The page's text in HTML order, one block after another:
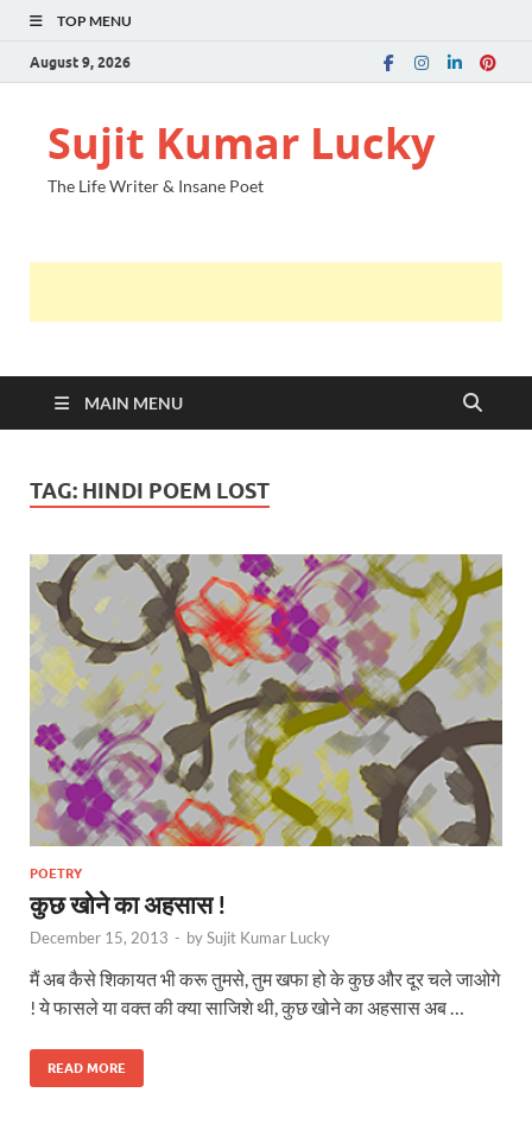
TOP MENU
August 9, 2026
Sujit Kumar Lucky
The Life Writer & Insane Poet
MAIN MENU
TAG: HINDI POEM LOST
POETRY
कुछ खोने का अहसास !
December 15, 2013 - bySujit Kumar Lucky
मैं अब कैसे शिकायत भी करू तुमसे, तुम खफा हो के कुछ और दूर चले जाओगे
! ये फासले या वक्त की क्या साजिशे थी, कुछ खोने का अहसास अब …
READ MORE